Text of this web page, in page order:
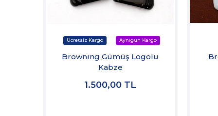
Brownıng Gümüş Logolu
Kabze
1.500,00 TL